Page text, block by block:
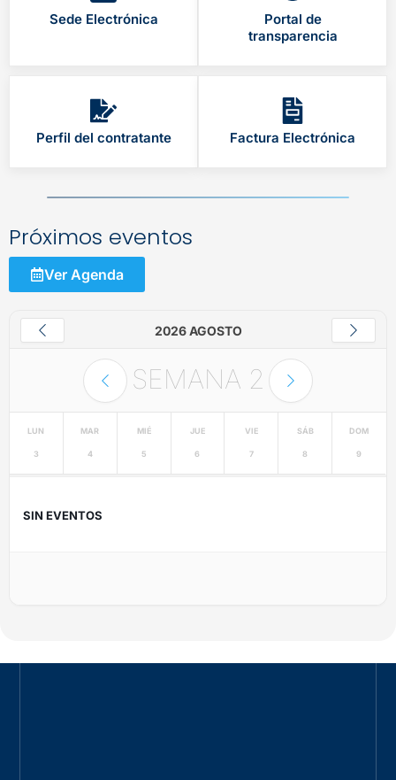
Sede Electrónica
Portal de
transparencia
Perfil del contratante Factura Electrónica
Próximos eventos
Ver Agenda
2026 AGOSTO
SEMANA 2
LUN
3
MAR
4
MIÉ
5
JUE
6
VIE
7
SÁB
8
DOM
9
SIN EVENTOS